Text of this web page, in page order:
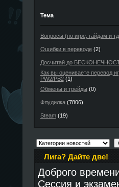
Тема
Вопросы (по игре, гайдам и
Ошибки в переводе(2)
Досчитай до
Как вы оцениваете перевод
PW2/PB2(1)
Обмены и трейды (0)
Флудилка(7806)
Steam(19)
Лига? Дайте две!
Доброго
Сессия и